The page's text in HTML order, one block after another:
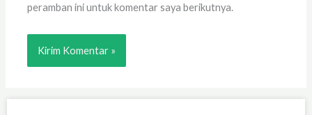
peramban ini untuk komentar saya berikutnya.